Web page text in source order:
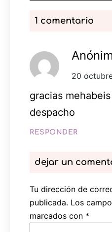
1 comentario
20
gracias
despacho
RESPONDER
dejar un
Tu dirección de
publicada. Los
marcados con *